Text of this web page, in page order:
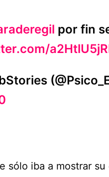
por fin
sólo iba a mostrar